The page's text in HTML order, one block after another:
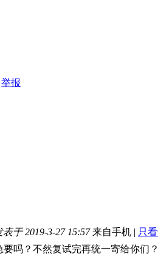
举报
表于 2019-3-27 15:57 来自手机 | 只
要吗？不然复试完再统一寄给你们？